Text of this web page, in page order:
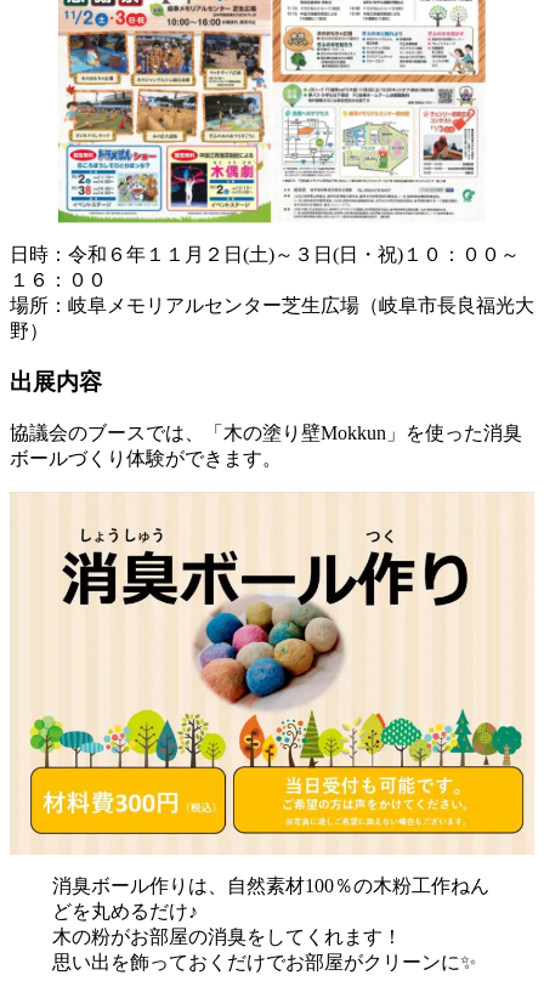
日時：令和６年１１月２日(土)～３日(日・祝)１０：００～
１６：００
場所：岐阜メモリアルセンター芝生広場（岐阜市長良福光大
野）
出展内容
協議会のブースでは、「木の塗り壁Mokkun」を使った消臭
ボールづくり体験ができます。
消臭ボール作りは、自然素材100％の木粉工作ねん
どを丸めるだけ♪
木の粉がお部屋の消臭をしてくれます！
思い出を飾っておくだけでお部屋がクリーンに✨